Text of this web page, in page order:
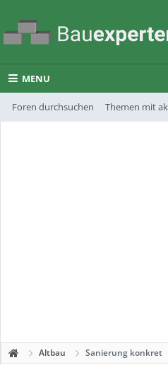
MENU
Foren durchsuchen Themen mit
Altbau Sanierung konkret